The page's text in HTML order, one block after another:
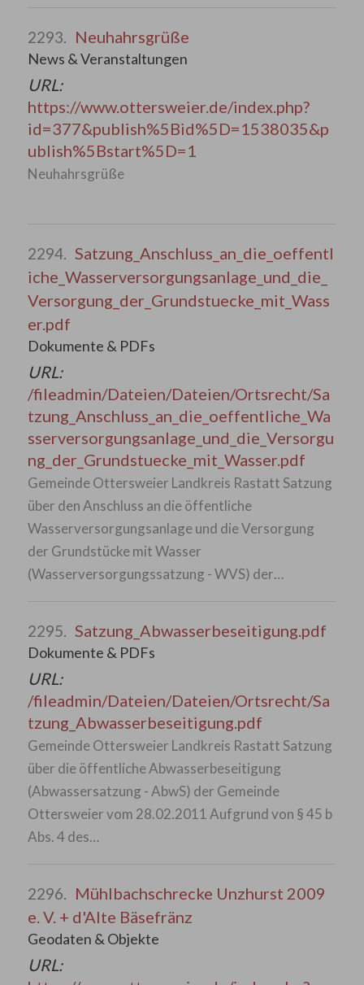
2293. Neuhahrsgrüße
News & Veranstaltungen
URL:
https://www.ottersweier.de/index.php?
id=377&publish%5Bid%5D=1538035&p
ublish%5Bstart%5D=1
Neuhahrsgrüße
2294. Satzung_Anschluss_an_die_oeffentl
iche_Wasserversorgungsanlage_und_die_
Versorgung_der_Grundstuecke_mit_Wass
er.pdf
Dokumente & PDFs
URL:
/fileadmin/Dateien/Dateien/Ortsrecht/Sa
tzung_Anschluss_an_die_oeffentliche_Wa
sserversorgungsanlage_und_die_Versorgu
ng_der_Grundstuecke_mit_Wasser.pdf
Gemeinde Ottersweier Landkreis Rastatt Satzung
über den Anschluss an die öffentliche
Wasserversorgungsanlage und die Versorgung
der Grundstücke mit Wasser
(Wasserversorgungssatzung - WVS) der…
2295. Satzung_Abwasserbeseitigung.pdf
Dokumente & PDFs
URL:
/fileadmin/Dateien/Dateien/Ortsrecht/Sa
tzung_Abwasserbeseitigung.pdf
Gemeinde Ottersweier Landkreis Rastatt Satzung
über die öffentliche Abwasserbeseitigung
(Abwassersatzung - AbwS) der Gemeinde
Ottersweier vom 28.02.2011 Aufgrund von § 45 b
Abs. 4 des…
2296. Mühlbachschrecke Unzhurst 2009
e. V. + d'Alte Bäsefränz
Geodaten & Objekte
URL: